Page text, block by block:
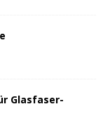
Glasfaser-